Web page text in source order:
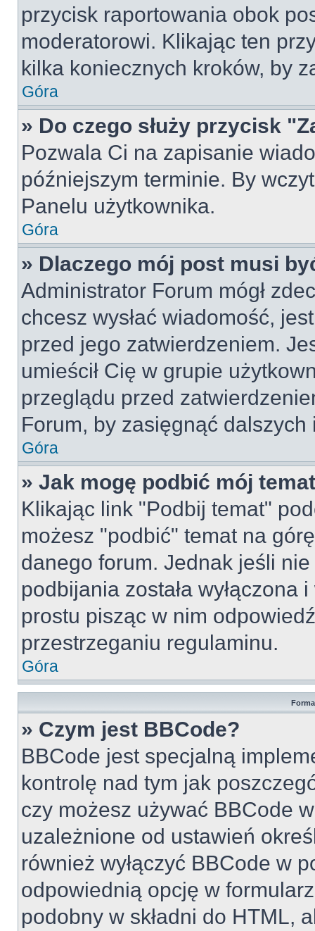
przycisk raportowania obok
moderatorowi. Klikając ten
kilka koniecznych kroków, by
Góra
» Do czego służy przycisk
Pozwala Ci na zapisanie
późniejszym terminie. By
Panelu użytkownika.
Góra
» Dlaczego mój post musi
Administrator Forum mógł
chcesz wysłać wiadomość,
przed jego zatwierdzeniem.
umieścił Cię w grupie
przeglądu przed
Forum, by zasięgnąć dalszych
Góra
» Jak mogę podbić mój
Klikając link "Podbij temat"
możesz "podbić" temat na
danego forum. Jednak jeśli
podbijania została
prostu pisząc w nim
przestrzeganiu regulaminu.
Góra
» Czym jest BBCode?
BBCode jest specjalną
kontrolę nad tym jak
czy możesz używać BBCode
uzależnione od ustawień
również wyłączyć BBCode w
odpowiednią opcję w
podobny w składni do HTML,